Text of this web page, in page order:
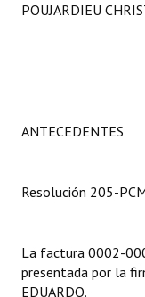
Constitución
Digesto
Organigrama
POUJARDIEU
ANTECEDENTES
Resolución 205-
La factura 0002-
presentada por la
EDUARDO.